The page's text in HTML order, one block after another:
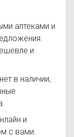
аптеками и
и
в наличии,
и
с вами.